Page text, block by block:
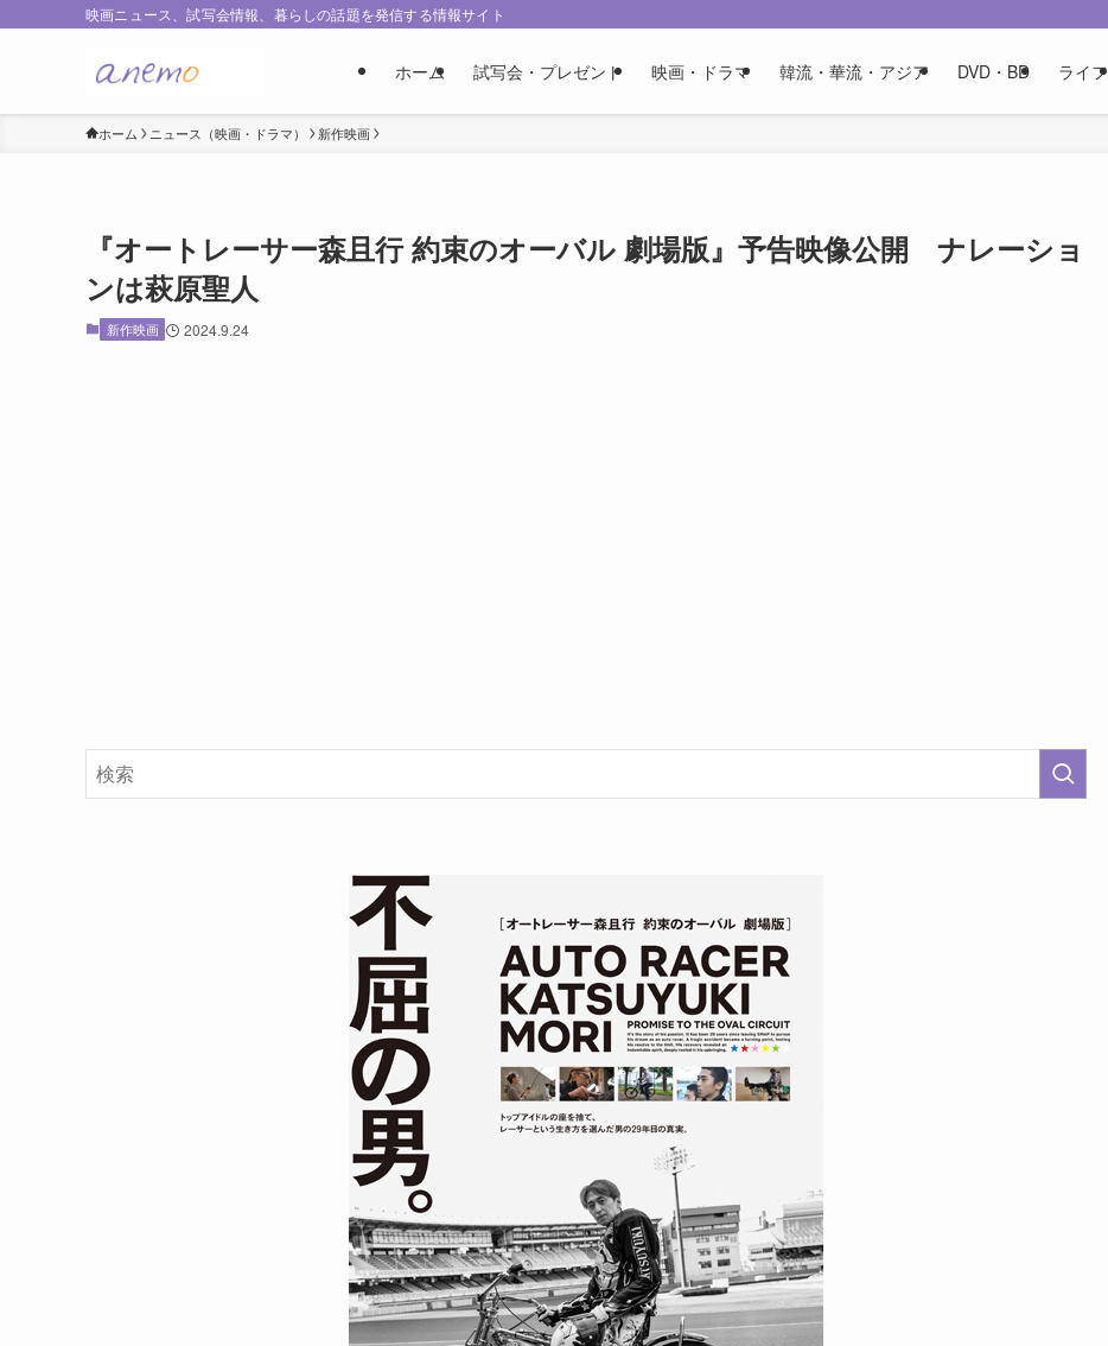
映画ニュース、試写会情報、暮らしの話題を発信する情報サイト
ホーム 試写会・プレゼント 映画・ドラマ 韓流・華流・アジア DVD・BD ライフ
ホーム ニュース（映画・ドラマ） 新作映画
『オートレーサー森且行 約束のオーバル 劇場版』予告映像公開 ナレーショ
ンは萩原聖人
新作映画 2024.9.24